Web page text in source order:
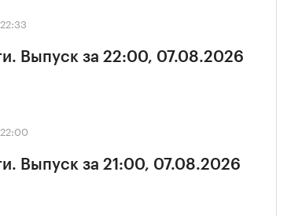
Выпуск за 22:00, 07.08.2026
Выпуск за 21:00, 07.08.2026